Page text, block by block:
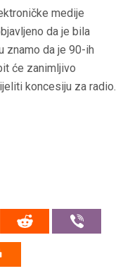
medije
da je bila
znamo da je 90-ih
će zanimljivo
koncesiju za radio.